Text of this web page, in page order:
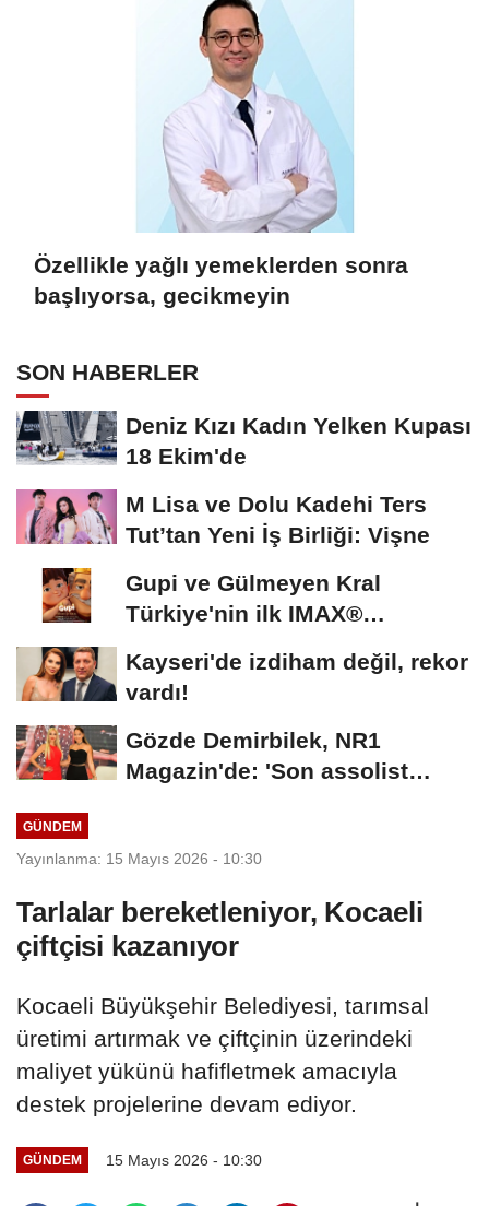
Özellikle yağlı yemeklerden sonra
başlıyorsa, gecikmeyin
SON HABERLER
Deniz Kızı Kadın Yelken Kupası
18 Ekim'de
M Lisa ve Dolu Kadehi Ters
Tut’tan Yeni İş Birliği: Vişne
Gupi ve Gülmeyen Kral
Türkiye'nin ilk IMAX®
Kayseri'de izdiham değil, rekor
vardı!
Gözde Demirbilek, NR1
Magazin'de: 'Son assolist
GÜNDEM
Yayınlanma: 15 Mayıs 2026 - 10:30
Tarlalar bereketleniyor, Kocaeli
çiftçisi kazanıyor
Kocaeli Büyükşehir Belediyesi, tarımsal
üretimi artırmak ve çiftçinin üzerindeki
maliyet yükünü hafifletmek amacıyla
destek projelerine devam ediyor.
GÜNDEM 15 Mayıs 2026 - 10:30